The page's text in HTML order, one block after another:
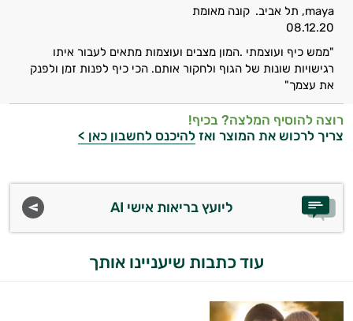
maya, תל אביב.
קונה מאומת
08.12.20
"ממש כיף ועוצמתי .המון מצבים ועוצמות מתאים לעבור איתו
רגישויות שונות של הגוף ולחקור אותם. הכי כיף לפנות זמן ולפנק
את עצמך"
רוצה להוסיף המלצה? בכיף!
צריך לרכוש את המוצר ואז להיכנס לחשבון כאן >
ליועץ בריאות אישי AI
עוד כתבות שיעניינו אותך
אני כאן כדי לעזור לך להתאים את תוספי
ולמצב הגופני שלך, ולהסביר לך אילו רכיבים
עובדים יחד כדי למקסם תוצאות גם בחיי היום
יום וגם בתחום הכושר והספורט.
המטרה שלי היא להתאים עבורך המלצות
אישיות מבוססות מדעית.